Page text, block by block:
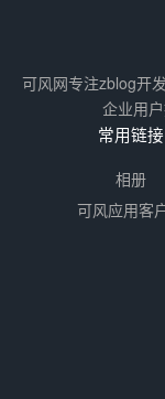
可风网专注zblog开
企业用
常用链接
相册
可风应用客